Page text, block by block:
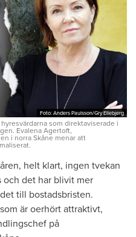
Foto: Anders Paulsson/Gry Ellebjerg
Foto: Anders Paulsson/Gry Ellebjerg
som direktaviserade i
Evalena Agertoft,
i norra Skåne menar att
helt klart, ingen tvekan
och det har blivit mer
till bostadsbristen.
är oerhört attraktivt,
på